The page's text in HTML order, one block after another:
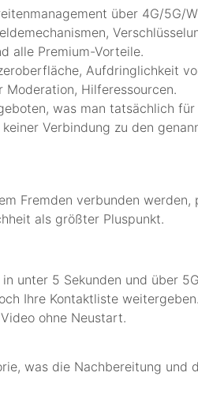
über 4G/5G/
alle Premium-Vorteile.
Aufdringlichkeit
Hilferessourcen.
was man tatsächlich
Verbindung zu den
Fremden verbunden
als größter Pluspunkt.
unter 5 Sekunden und über
Ihre Kontaktliste weitergeben.
ohne Neustart.
was die Nachbereitung und